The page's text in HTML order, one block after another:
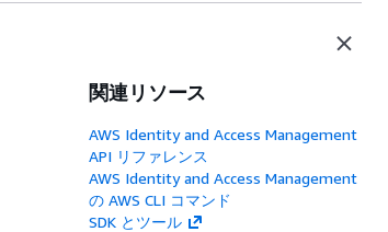
関連リソース
AWS Identity and Access Management
API リファレンス
AWS Identity and Access Management
の AWS CLI コマンド
SDK とツール